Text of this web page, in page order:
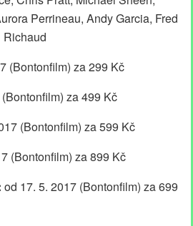
Perrineau, Andy Garcia, Fred
Richaud
(Bontonfilm) za 299 Kč
za 499 Kč
(Bontonfilm) za 599 Kč
(Bontonfilm) za 899 Kč
od 17. 5. 2017 (Bontonfilm) za 699